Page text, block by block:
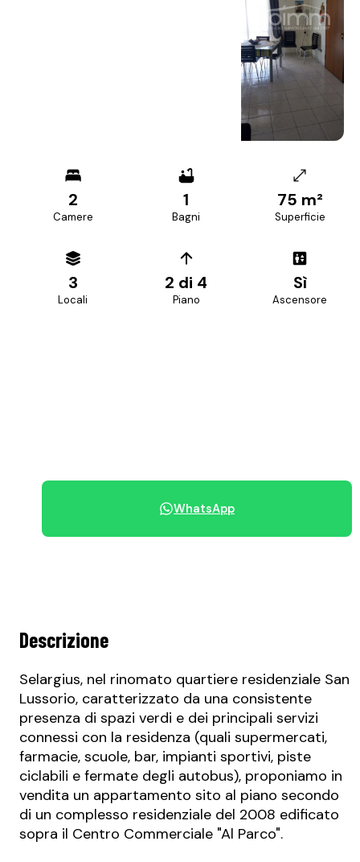
2
Camere
1
Bagni
75 m²
Superficie
3
Locali
2 di 4
Piano
Sì
Ascensore
WhatsApp
Descrizione
Selargius, nel rinomato quartiere residenziale San
Lussorio, caratterizzato da una consistente
presenza di spazi verdi e dei principali servizi
connessi con la residenza (quali supermercati,
farmacie, scuole, bar, impianti sportivi, piste
ciclabili e fermate degli autobus), proponiamo in
vendita un appartamento sito al piano secondo
di un complesso residenziale del 2008 edificato
sopra il Centro Commerciale "Al Parco".